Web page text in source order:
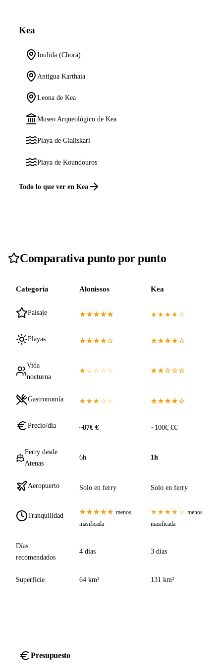
Kea
Ioulida (Chora)
Antigua Karthaia
Leona de Kea
Museo Arqueológico de Kea
Playa de Gialiskari
Playa de Koundouros
Todo lo que ver en Kea
Comparativa punto por punto
Categoría Alonissos Kea
Paisaje ★★★★★ ★★★★☆
Playas ★★★★☆ ★★★★☆
Vida
nocturna
★☆☆☆☆ ★★☆☆☆
Gastronomía ★★★☆☆ ★★★★☆
Precio/día ~87€ € ~100€ €€
Ferry desde
Atenas
6h 1h
Aeropuerto Solo en ferry Solo en ferry
Tranquilidad ★★★★★ menos
masificada
★★★★☆ menos
masificada
Días
recomendados
4 días 3 días
Superficie 64 km² 131 km²
Presupuesto